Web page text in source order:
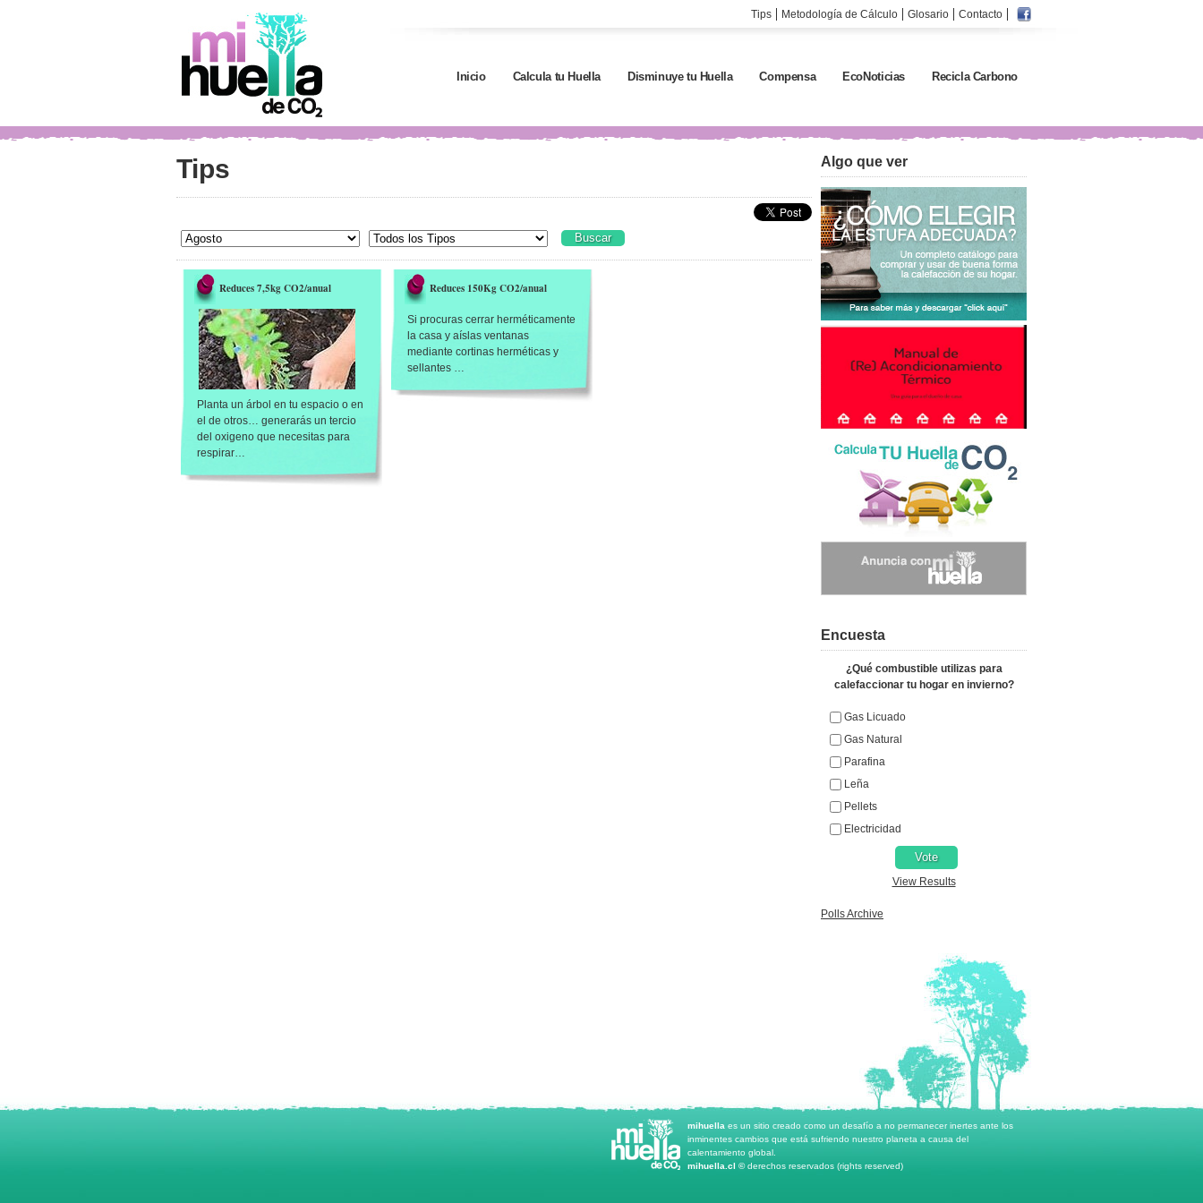
Tips Metodología de Cálculo Glosario Contacto
Inicio Calcula tu Huella Disminuye tu Huella Compensa EcoNoticias Recicla Carbono
Tips
Reduces 7,5kg CO2/anual
Planta un árbol en tu espacio o en
el de otros… generarás un tercio
del oxigeno que necesitas para
respirar…
Reduces 150Kg CO2/anual
Si procuras cerrar herméticamente
la casa y aíslas ventanas
mediante cortinas herméticas y
sellantes …
Algo que ver
Encuesta
¿Qué combustible utilizas para
calefaccionar tu hogar en invierno?
Gas Licuado
Gas Natural
Parafina
Leña
Pellets
Electricidad
View Results
Polls Archive
mihuella es un sitio creado como un desafío a no permanecer inertes ante los
inminentes cambios que está sufriendo nuestro planeta a causa del
calentamiento global.
mihuella.cl ©derechos reservados (rights reserved)